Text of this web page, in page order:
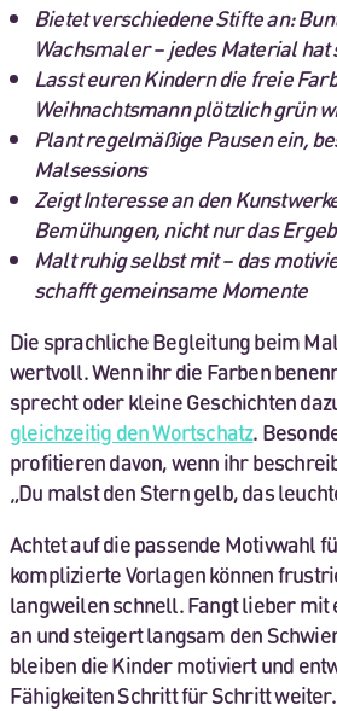
Bietet verschiedene Stifte an:
Wachsmaler – jedes Material hat
Lasst euren Kindern die freie
Weihnachtsmann plötzlich grün
Plant regelmäßige Pausen ein,
Malsessions
Zeigt Interesse an den
Bemühungen, nicht nur das
Malt ruhig selbst mit – das
schafft gemeinsame Momente
Die sprachliche Begleitung beim
wertvoll. Wenn ihr die Farben
sprecht oder kleine Geschichten
gleichzeitig den Wortschatz.
profitieren davon, wenn ihr
„Du malst den Stern gelb, das
Achtet auf die passende Motivwahl
komplizierte Vorlagen können
langweilen schnell. Fangt lieber mit
an und steigert langsam den
bleiben die Kinder motiviert und
Fähigkeiten Schritt für Schritt weiter.